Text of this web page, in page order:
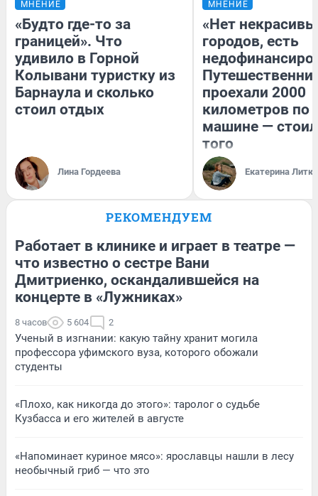
МНЕНИЕ
«Будто где-то за
границей». Что
удивило в Горной
Колывани туристку из
Барнаула и сколько
стоил отдых
Лина Гордеева
МНЕНИЕ
«Нет
городов, есть
проехали 2000
километров по
машине —
того
Екатерина
РЕКОМЕНДУЕМ
Работает в клинике и играет в театре —
что известно о сестре Вани
Дмитриенко, оскандалившейся на
концерте в «Лужниках»
8 часов 5 604 2
Ученый в изгнании: какую тайну хранит могила
профессора уфимского вуза, которого обожали
студенты
«Плохо, как никогда до этого»: таролог о судьбе
Кузбасса и его жителей в августе
«Напоминает куриное мясо»: ярославцы нашли в лесу
необычный гриб — что это